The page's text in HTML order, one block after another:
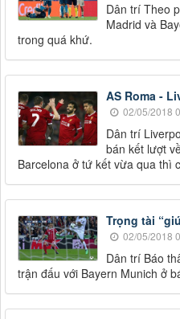
Dân trí Theo
Madrid và
trong quá khứ.
AS Roma -
02/05/2018
Dân trí
bán kết lượt
Barcelona ở tứ kết vừa qua thì
Trọng tài
02/05/2018
Dân trí Báo
trận đấu với Bayern Munich ở